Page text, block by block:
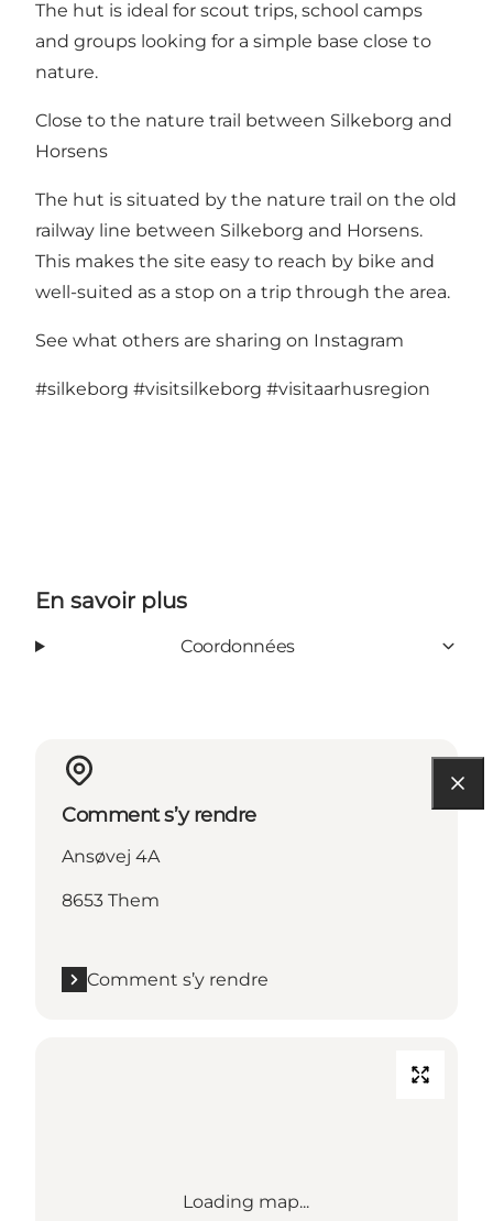
The hut is ideal for scout trips, school camps
and groups looking for a simple base close to
nature.
Close to the nature trail between Silkeborg and
Horsens
The hut is situated by the nature trail on the old
railway line between Silkeborg and Horsens.
This makes the site easy to reach by bike and
well-suited as a stop on a trip through the area.
See what others are sharing on Instagram
#silkeborg #visitsilkeborg #visitaarhusregion
En savoir plus
Coordonnées
Comment s’y rendre
Ansøvej 4A
8653 Them
Comment s’y rendre
Loading map...